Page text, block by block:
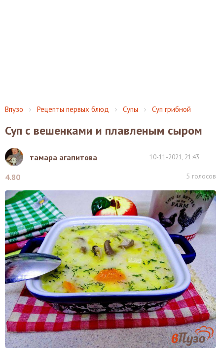
Впузо Рецепты первых блюд Супы Суп грибной
Суп с вешенками и плавленым сыром
тамара агапитова 10-11-2021, 21:43
4.80 5 голосов